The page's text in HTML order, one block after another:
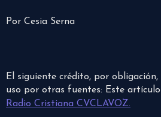
Por Cesia Serna
El siguiente crédito, por
uso por otras fuentes: Este
Radio Cristiana CVCLAVOZ.